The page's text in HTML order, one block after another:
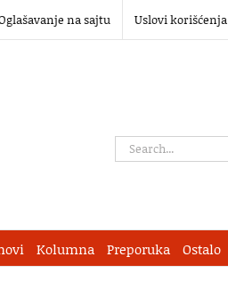
na sajtu Uslovi korišćenja
Search
Kolumna Preporuka Ostalo